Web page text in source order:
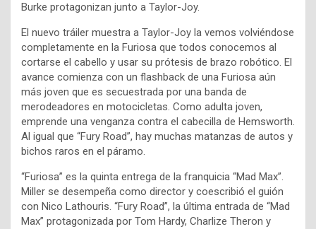
Burke protagonizan junto a Taylor-Joy.
El nuevo tráiler muestra a Taylor-Joy la vemos volviéndose
completamente en la Furiosa que todos conocemos al
cortarse el cabello y usar su prótesis de brazo robótico. El
avance comienza con un flashback de una Furiosa aún
más joven que es secuestrada por una banda de
merodeadores en motocicletas. Como adulta joven,
emprende una venganza contra el cabecilla de Hemsworth.
Al igual que “Fury Road”, hay muchas matanzas de autos y
bichos raros en el páramo.
“Furiosa” es la quinta entrega de la franquicia “Mad Max”.
Miller se desempeña como director y coescribió el guión
con Nico Lathouris. “Fury Road”, la última entrada de “Mad
Max” protagonizada por Tom Hardy, Charlize Theron y